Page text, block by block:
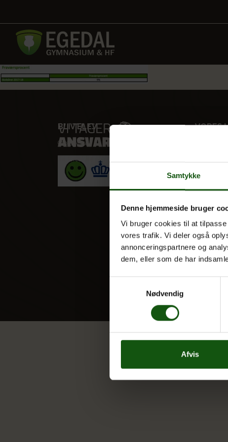
Samtykke
Denne hjemmeside bruger
Vi bruger cookies til at
vores trafik. Vi deler også
annonceringspartnere og
dem, eller som de har
Nødvendig
Afvis
BLIV ELEV
Optagelse
Til forældre
VORES
Alle fag og